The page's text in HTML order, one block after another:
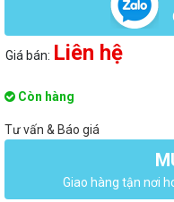
Giá bán: Liên hệ
Còn hàng
Tư vấn & Báo giá
Giao hàng tận nơi